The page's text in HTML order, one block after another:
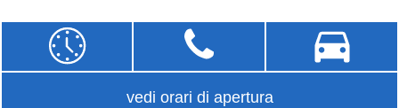
vedi orari di apertura